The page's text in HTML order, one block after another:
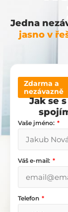
Jedna
jasno v
Zdarma a
nezávazně
Jak se
Vaše jméno:
Váš e-mail:
Telefon